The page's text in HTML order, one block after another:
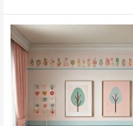
Panel
(ACP):
Solusi
Modern
untuk
Konstruksi
dan
Desain
Bangunan